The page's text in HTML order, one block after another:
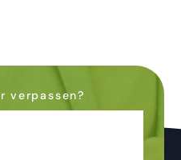
verpassen?